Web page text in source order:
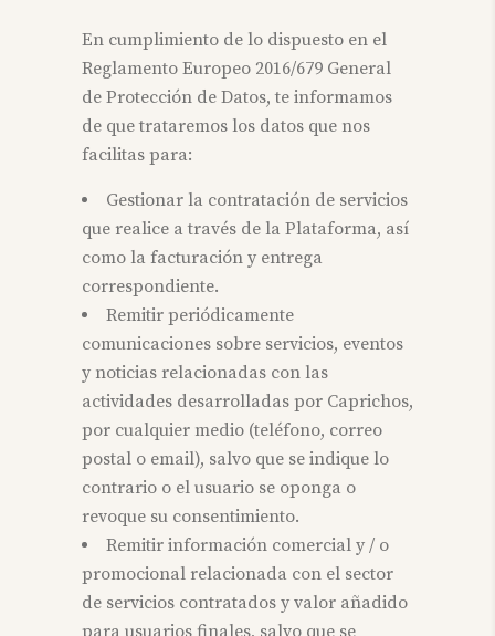
En cumplimiento de lo dispuesto en el
Reglamento Europeo 2016/679 General
de Protección de Datos, te informamos
de que trataremos los datos que nos
facilitas para:
Gestionar la contratación de servicios
que realice a través de la Plataforma, así
como la facturación y entrega
correspondiente.
Remitir periódicamente
comunicaciones sobre servicios, eventos
y noticias relacionadas con las
actividades desarrolladas por Caprichos,
por cualquier medio (teléfono, correo
postal o email), salvo que se indique lo
contrario o el usuario se oponga o
revoque su consentimiento.
Remitir información comercial y / o
promocional relacionada con el sector
de servicios contratados y valor añadido
para usuarios finales, salvo que se